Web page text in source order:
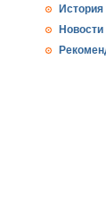
История
Новости